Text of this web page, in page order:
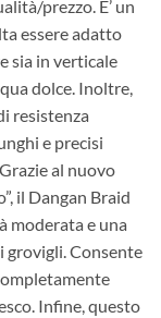
prezzo. E’ un
essere adatto
sia in verticale
dolce. Inoltre,
resistenza
e precisi
al nuovo
il Dangan Braid
moderata e una
grovigli. Consente
Infine, questo